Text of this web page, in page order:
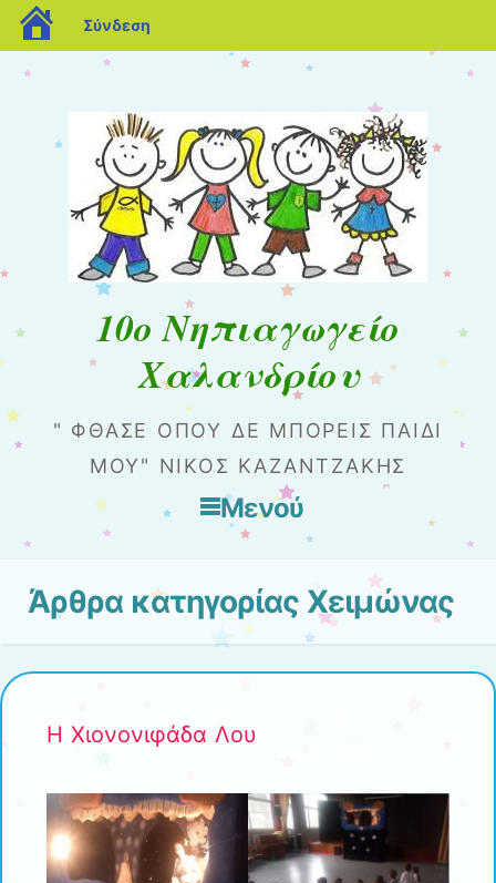
blogs.sch.gr
Σύνδεση
10o Nηπιαγωγείο
Χαλανδρίου
" ΦΘΆΣΕ ΌΠΟΥ ΔΕ ΜΠΟΡΕΊΣ ΠΑΙΔΊ
ΜΟΥ" ΝΊΚΟΣ ΚΑΖΑΝΤΖΆΚΗΣ
Μενού
Μετάβαση στο περιεχόμενο
Άρθρα κατηγορίας Χειμώνας
H Χιονονιφάδα Λου